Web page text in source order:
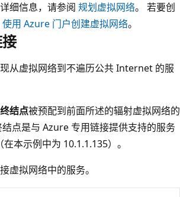
细信息，请参阅 规划虚拟网络。 若要创
使用 Azure 门户创建虚拟网络。
从虚拟网络到不遍历公共 Internet 的服
结点被预配到前面所述的辐射虚拟网络的
点是与 Azure 专用链接提供支持的服务
本示例中为 10.1.1.135）。
虚拟网络中的服务。